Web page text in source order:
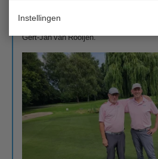
Instellingen
We kijken uit naar de volgende editie
evenement.
Gert-Jan van Rooijen.